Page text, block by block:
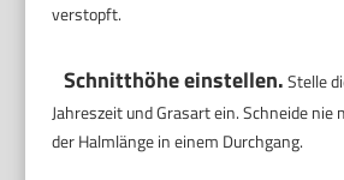
verstopft.
Schnitthöhe einstellen.Stelle
Jahreszeit und Grasart ein. Schneide
der Halmlänge in einem Durchgang.